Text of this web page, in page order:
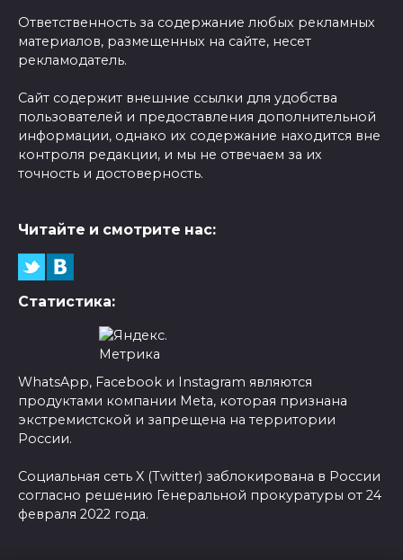
Ответственность за содержание любых рекламных
материалов, размещенных на сайте, несет
рекламодатель.
Сайт содержит внешние ссылки для удобства
пользователей и предоставления дополнительной
информации, однако их содержание находится вне
контроля редакции, и мы не отвечаем за их
точность и достоверность.
Читайте и смотрите нас:
Статистика:
WhatsApp, Facebook и Instagram являются
продуктами компании Meta, которая признана
экстремистской и запрещена на территории
России.
Социальная сеть X (Twitter) заблокирована в России
согласно решению Генеральной прокуратуры от 24
февраля 2022 года.